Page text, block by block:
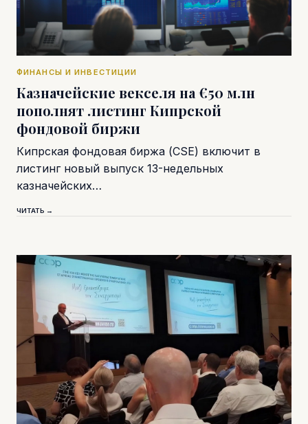
ФИНАНСЫ И ИНВЕСТИЦИИ
Казначейские векселя на €50 млн
пополнят листинг Кипрской
фондовой биржи
Кипрская фондовая биржа (CSE) включит в
листинг новый выпуск 13-недельных
казначейских…
ЧИТАТЬ →